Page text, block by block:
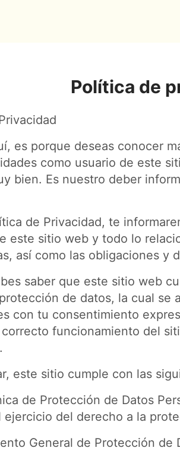
Política de
es porque deseas conocer
como usuario de este
bien. Es nuestro deber
de Privacidad, te
este sitio web y todo lo
así como las obligaciones y
saber que este sitio web
de datos, la cual se
con tu consentimiento
funcionamiento del
este sitio cumple con las
de Protección de Datos
ejercicio del derecho a la
General de Protección de